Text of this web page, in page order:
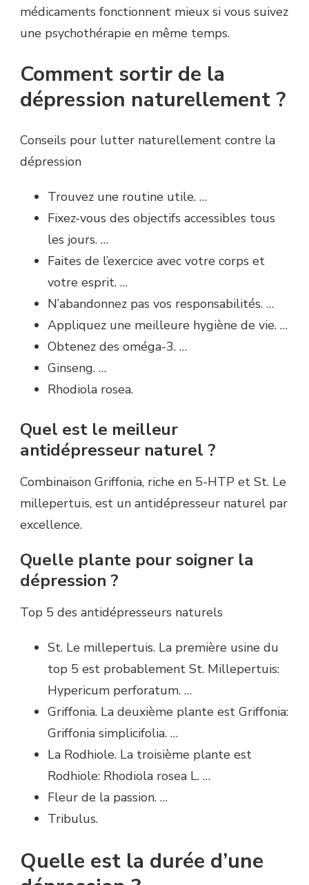
médicaments fonctionnent mieux si vous suivez
une psychothérapie en même temps.
Comment sortir de la
dépression naturellement ?
Conseils pour lutter naturellement contre la
dépression
Trouvez une routine utile. …
Fixez-vous des objectifs accessibles tous
les jours. …
Faites de l’exercice avec votre corps et
votre esprit. …
N’abandonnez pas vos responsabilités. …
Appliquez une meilleure hygiène de vie. …
Obtenez des oméga-3. …
Ginseng. …
Rhodiola rosea.
Quel est le meilleur
antidépresseur naturel ?
Combinaison Griffonia, riche en 5-HTP et St. Le
millepertuis, est un antidépresseur naturel par
excellence.
Quelle plante pour soigner la
dépression ?
Top 5 des antidépresseurs naturels
St. Le millepertuis. La première usine du
top 5 est probablement St. Millepertuis:
Hypericum perforatum. …
Griffonia. La deuxième plante est Griffonia:
Griffonia simplicifolia. …
La Rodhiole. La troisième plante est
Rodhiole: Rhodiola rosea L. …
Fleur de la passion. …
Tribulus.
Quelle est la durée d’une